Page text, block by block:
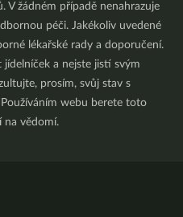
V žádném případě nenahrazuje
péči. Jakékoliv uvedené
lékařské rady a doporučení.
a nejste jistí svým
prosím, svůj stav s
webu berete toto
na vědomí.